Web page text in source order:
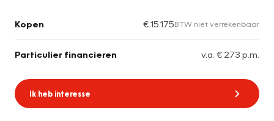
Kopen € 15.175BTW niet verrekenbaar
Particulier financieren v.a. € 273 p.m.
Ik heb interesse